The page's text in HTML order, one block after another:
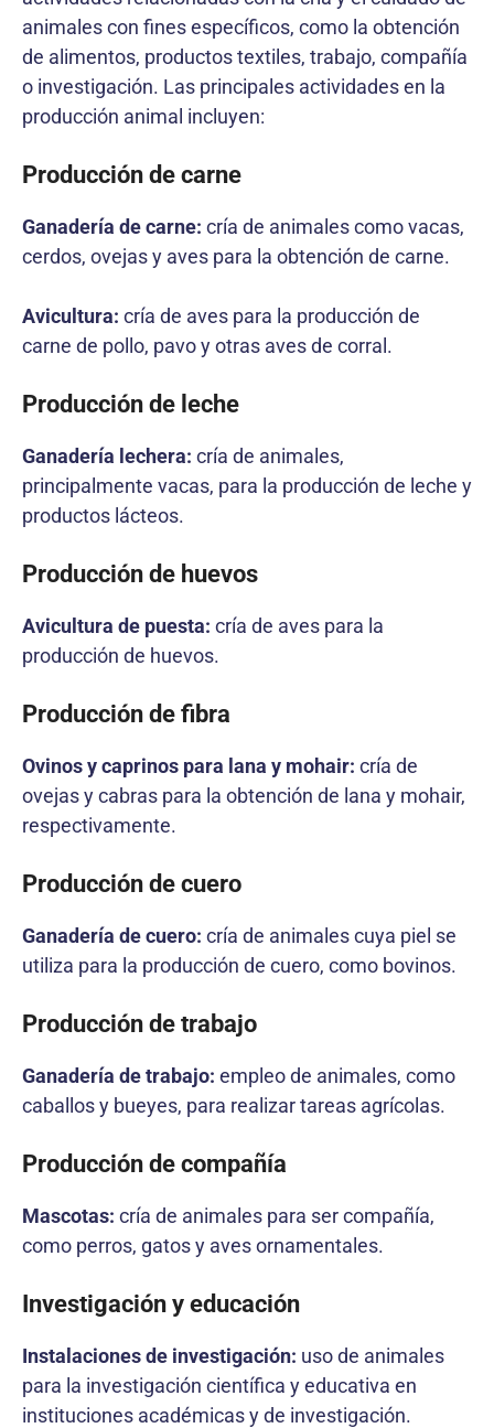
animales con fines específicos, como la obtención
de alimentos, productos textiles, trabajo, compañía
o investigación. Las principales actividades en la
producción animal incluyen:
Producción de carne
Ganadería de carne: cría de animales como vacas,
cerdos, ovejas y aves para la obtención de carne.
Avicultura: cría de aves para la producción de
carne de pollo, pavo y otras aves de corral.
Producción de leche
Ganadería lechera: cría de animales,
principalmente vacas, para la producción de leche y
productos lácteos.
Producción de huevos
Avicultura de puesta: cría de aves para la
producción de huevos.
Producción de fibra
Ovinos y caprinos para lana y mohair: cría de
ovejas y cabras para la obtención de lana y mohair,
respectivamente.
Producción de cuero
Ganadería de cuero: cría de animales cuya piel se
utiliza para la producción de cuero, como bovinos.
Producción de trabajo
Ganadería de trabajo: empleo de animales, como
caballos y bueyes, para realizar tareas agrícolas.
Producción de compañía
Mascotas: cría de animales para ser compañía,
como perros, gatos y aves ornamentales.
Investigación y educación
Instalaciones de investigación: uso de animales
para la investigación científica y educativa en
instituciones académicas y de investigación.